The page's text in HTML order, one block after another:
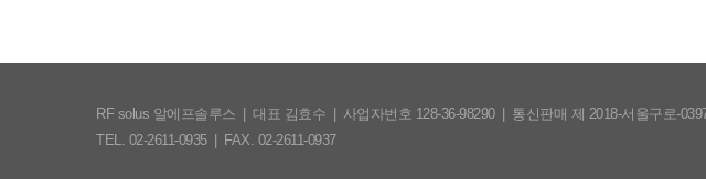
RF solus 알에프솔루스 대표 김효수 사업자번호 128-36-98290 통신판매 제 2018-서울구로-
TEL. 02-2611-0935
FAX. 02-2611-0937